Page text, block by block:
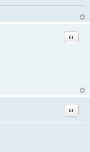
Цитата
Цитата